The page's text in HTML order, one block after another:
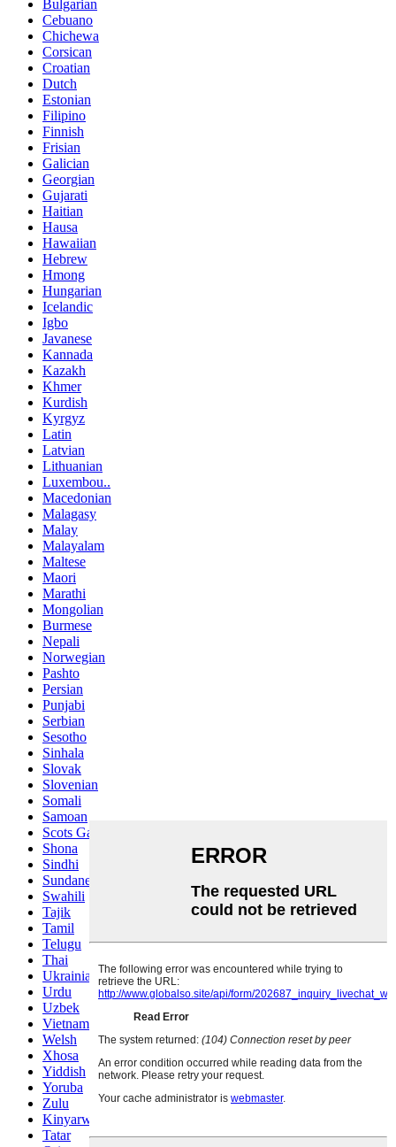
Bulgarian
Cebuano
Chichewa
Corsican
Croatian
Dutch
Estonian
Filipino
Finnish
Frisian
Galician
Georgian
Gujarati
Haitian
Hausa
Hawaiian
Hebrew
Hmong
Hungarian
Icelandic
Igbo
Javanese
Kannada
Kazakh
Khmer
Kurdish
Kyrgyz
Latin
Latvian
Lithuanian
Luxembou..
Macedonian
Malagasy
Malay
Malayalam
Maltese
Maori
Marathi
Mongolian
Burmese
Nepali
Norwegian
Pashto
Persian
Punjabi
Serbian
Sesotho
Sinhala
Slovak
Slovenian
Somali
Samoan
Scots Gaelic
Shona
Sindhi
Sundanese
Swahili
Tajik
Tamil
Telugu
Thai
Ukrainian
Urdu
Uzbek
Vietnamese
Welsh
Xhosa
Yiddish
Yoruba
Zulu
Kinyarwanda
Tatar